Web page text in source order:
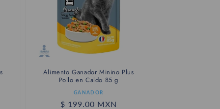
Alimento Ganador Minino Plus
Pollo en Caldo 85 g
Proveedor:GANADOR
Precio
$ 199.00 MXN